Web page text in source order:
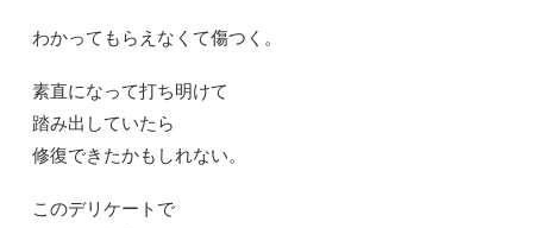
わかってもらえなくて傷つく。
素直になって打ち明けて
踏み出していたら
修復できたかもしれない。
このデリケートで